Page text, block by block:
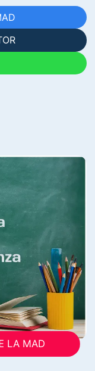
LA MAD